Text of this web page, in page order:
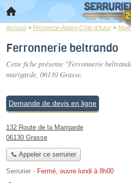
Accueil > Provence-Alpes-Côte d'Azur >
Ferronnerie beltrando
Cette fiche présente "Ferronnerie
marigarde, 06130 Grasse.
Demande de devis en ligne
132 Route de la Marigarde
06130 Grasse
📞 Appeler ce serrurier
Serrurier - Fermé, ouvre lundi à 8h00